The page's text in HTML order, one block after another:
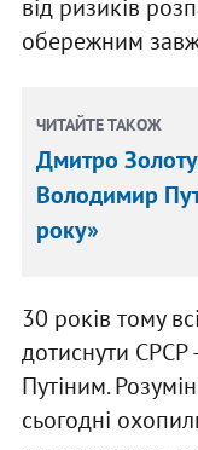
від ризиків
обережним
ЧИТАЙТЕ ТАКОЖ
Дмитро
Володимир
року»
30 років тому
дотиснути СРСР
Путіним.
сьогодні